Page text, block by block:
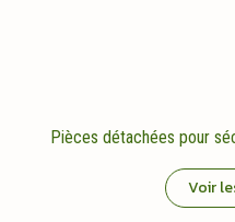
Pièces détachées pour
Voir